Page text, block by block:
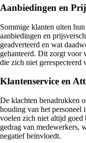
Aanbiedingen en
Sommige klanten uiten
aanbiedingen en
geadverteerd en wat
gehanteerd. Dit zorgt voor
die zich niet gerespecteerd
Klantenservice en
De klachten benadrukken
houding van het
voelen zich niet altijd goed
gedrag van medewerkers,
negatief beïnvloedt.